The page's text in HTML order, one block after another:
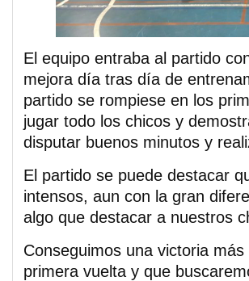
El equipo entraba al partido
mejora día tras día de
partido se rompiese en los
jugar todo los chicos y
disputar buenos minutos y
El partido se puede destacar
intensos, aun con la gran
algo que destacar a nuestros
Conseguimos una victoria
primera vuelta y que